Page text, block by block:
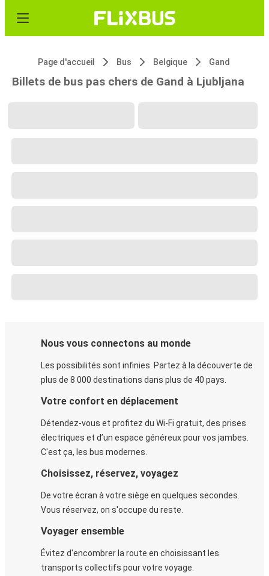
Page d'accueil Bus Belgique Gand
Billets de bus pas chers de Gand à Ljubljana
Nous vous connectons au monde
Les possibilités sont infinies. Partez à la découverte de
plus de 8 000 destinations dans plus de 40 pays.
Votre confort en déplacement
Détendez-vous et profitez du Wi-Fi gratuit, des prises
électriques et d’un espace généreux pour vos jambes.
C'est ça, les bus modernes.
Choisissez, réservez, voyagez
De votre écran à votre siège en quelques secondes.
Vous réservez, on s'occupe du reste.
Voyager ensemble
Évitez d'encombrer la route en choisissant les
transports collectifs pour votre voyage.